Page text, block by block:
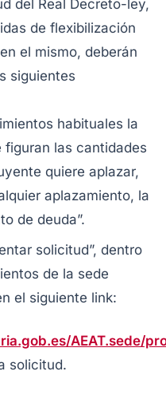
del Real Decreto-ley,
de flexibilización
el mismo, deberán
siguientes
habituales la
las cantidades
quiere aplazar,
aplazamiento, la
de deuda”.
solicitud”, dentro
de la sede
el siguiente link:
AEAT.sede/
solicitud.